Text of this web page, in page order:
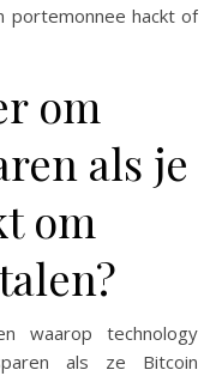
portemonnee hackt of
om
als je
om
waarop technology
als ze Bitcoin